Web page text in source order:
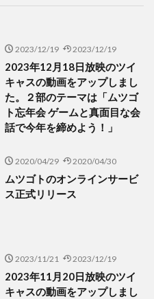
2023/12/19 2023/12/19
2023年12月18日放映のツイ
キャスの動画をアップしまし
た。２部のテーマは「ムツゴ
ト忘年会 ゲームと真面目な会
話で今年を締めよう！」
2020/04/29 2020/04/30
ムツゴトのオンラインサービ
ス正式リリース
2023/11/21 2023/12/19
2023年11月20日放映のツイ
キャスの動画をアップしまし